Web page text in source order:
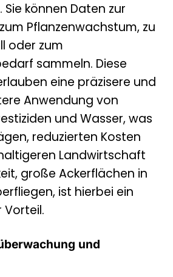
Sie können Daten zur
Pflanzenwachstum, zu
oder zum
sammeln. Diese
eine präzisere und
Anwendung von
und Wasser, was
reduzierten Kosten
Landwirtschaft
große Ackerflächen in
ist hierbei ein
und